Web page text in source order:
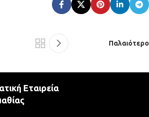
Παλαιότερο
Εταιρεία